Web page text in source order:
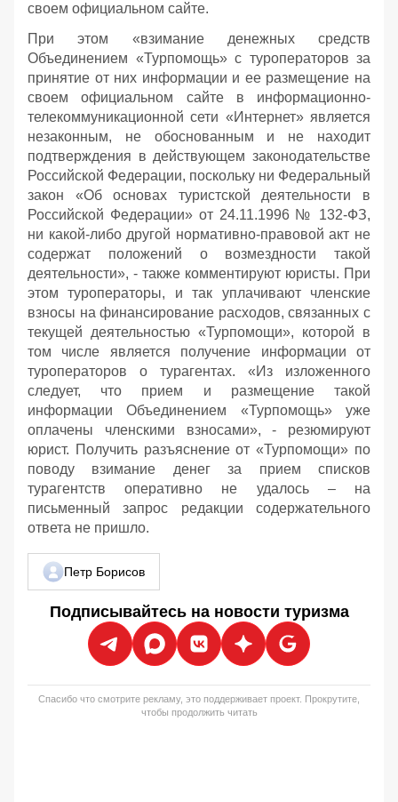
своем официальном сайте.
При этом «взимание денежных средств
Объединением «Турпомощь» с туроператоров за
принятие от них информации и ее размещение на
своем официальном сайте в информационно-
телекоммуникационной сети «Интернет» является
незаконным, не обоснованным и не находит
подтверждения в действующем законодательстве
Российской Федерации, поскольку ни Федеральный
закон «Об основах туристской деятельности в
Российской Федерации» от 24.11.1996 № 132-ФЗ,
ни какой-либо другой нормативно-правовой акт не
содержат положений о возмездности такой
деятельности», - также комментируют юристы. При
этом туроператоры, и так уплачивают членские
взносы на финансирование расходов, связанных с
текущей деятельностью «Турпомощи», которой в
том числе является получение информации от
туроператоров о турагентах. «Из изложенного
следует, что прием и размещение такой
информации Объединением «Турпомощь» уже
оплачены членскими взносами», - резюмируют
юрист. Получить разъяснение от «Турпомощи» по
поводу взимание денег за прием списков
турагентств оперативно не удалось – на
письменный запрос редакции содержательного
ответа не пришло.
Петр Борисов
Подписывайтесь на новости туризма
Спасибо что смотрите рекламу, это поддерживает проект. Прокрутите,
чтобы продолжить читать